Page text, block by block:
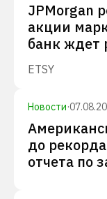
JPMorgan
акции
банк ждет
ETSY
Новости·
до
отчета по